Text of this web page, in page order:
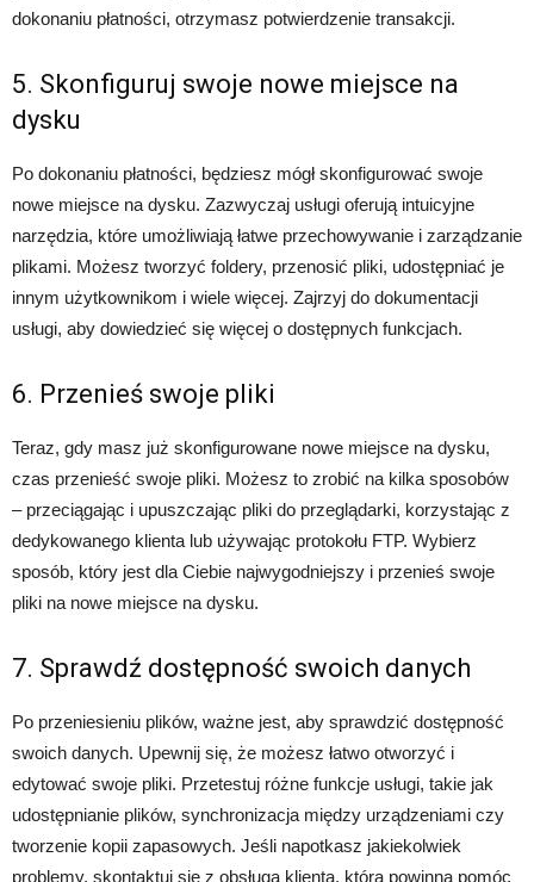
dokonaniu płatności, otrzymasz potwierdzenie transakcji.
5. Skonfiguruj swoje nowe miejsce na
dysku
Po dokonaniu płatności, będziesz mógł skonfigurować swoje
nowe miejsce na dysku. Zazwyczaj usługi oferują intuicyjne
narzędzia, które umożliwiają łatwe przechowywanie i zarządzanie
plikami. Możesz tworzyć foldery, przenosić pliki, udostępniać je
innym użytkownikom i wiele więcej. Zajrzyj do dokumentacji
usługi, aby dowiedzieć się więcej o dostępnych funkcjach.
6. Przenieś swoje pliki
Teraz, gdy masz już skonfigurowane nowe miejsce na dysku,
czas przenieść swoje pliki. Możesz to zrobić na kilka sposobów
– przeciągając i upuszczając pliki do przeglądarki, korzystając z
dedykowanego klienta lub używając protokołu FTP. Wybierz
sposób, który jest dla Ciebie najwygodniejszy i przenieś swoje
pliki na nowe miejsce na dysku.
7. Sprawdź dostępność swoich danych
Po przeniesieniu plików, ważne jest, aby sprawdzić dostępność
swoich danych. Upewnij się, że możesz łatwo otworzyć i
edytować swoje pliki. Przetestuj różne funkcje usługi, takie jak
udostępnianie plików, synchronizacja między urządzeniami czy
tworzenie kopii zapasowych. Jeśli napotkasz jakiekolwiek
problemy, skontaktuj się z obsługą klienta, która powinna pomóc